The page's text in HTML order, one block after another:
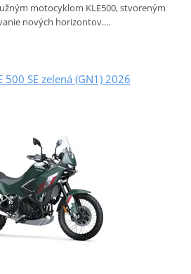
motocyklom KLE500, stvoreným
nových horizontov.…
500 SE zelená (GN1) 2026